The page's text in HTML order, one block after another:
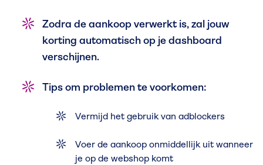
Zodra de aankoop verwerkt is, zal jouw
korting automatisch op je dashboard
verschijnen.
Tips om problemen te voorkomen:
Vermijd het gebruik van adblockers
Voer de aankoop onmiddellijk uit wanneer
je op de webshop komt